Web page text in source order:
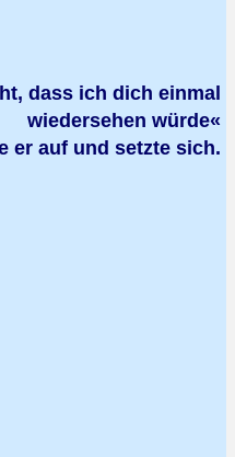
dass ich dich einmal
wiedersehen würde«
er auf und setzte sich.